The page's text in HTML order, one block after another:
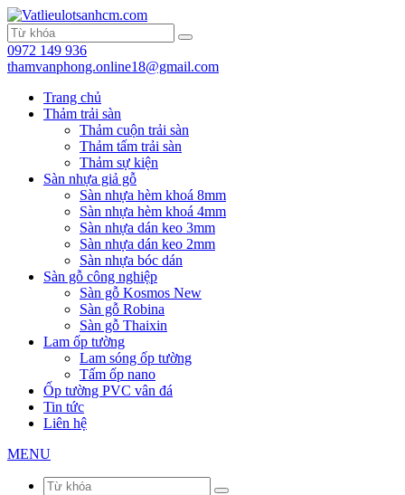
0972 149 936
thamvanphong.online18@gmail.com
Trang chủ
Thảm trải sàn
Thảm cuộn trải sàn
Thảm tấm trải sàn
Thảm sự kiện
Sàn nhựa giả gỗ
Sàn nhựa hèm khoá 8mm
Sàn nhựa hèm khoá 4mm
Sàn nhựa dán keo 3mm
Sàn nhựa dán keo 2mm
Sàn nhựa bóc dán
Sàn gỗ công nghiệp
Sàn gỗ Kosmos New
Sàn gỗ Robina
Sàn gỗ Thaixin
Lam ốp tường
Lam sóng ốp tường
Tấm ốp nano
Ốp tường PVC vân đá
Tin tức
Liên hệ
MENU